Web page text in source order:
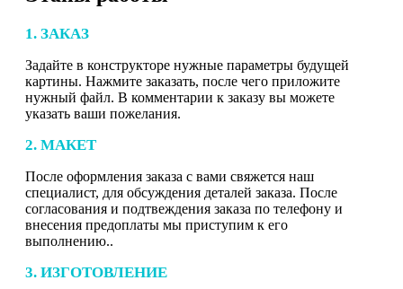
1. ЗАКАЗ
Задайте в конструкторе нужные параметры будущей
картины. Нажмите заказать, после чего приложите
нужный файл. В комментарии к заказу вы можете
указать ваши пожелания.
2. МАКЕТ
После оформления заказа с вами свяжется наш
специалист, для обсуждения деталей заказа. После
согласования и подтвеждения заказа по телефону и
внесения предоплаты мы приступим к его
выполнению..
3. ИЗГОТОВЛЕНИЕ